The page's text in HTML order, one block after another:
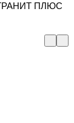
ГРАНИТ ПЛЮС